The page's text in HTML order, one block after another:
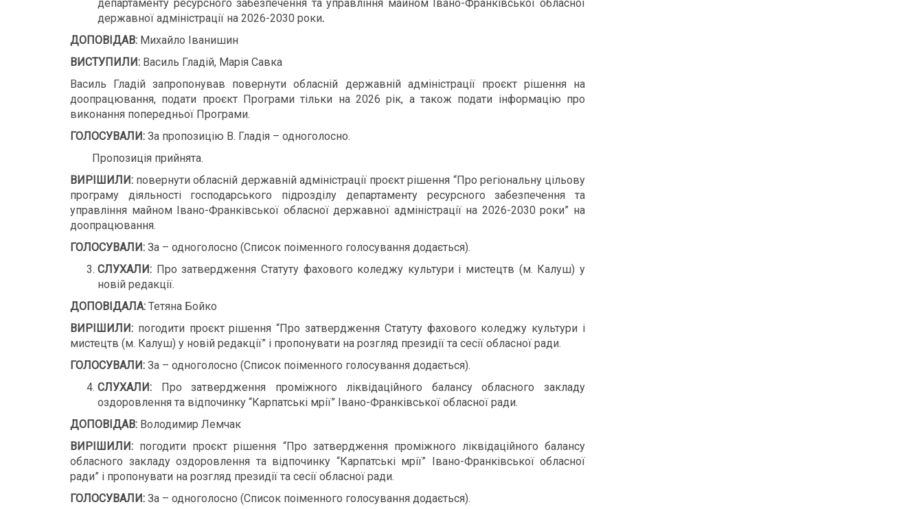
департаменту ресурсного забезпечення та управління майном Івано-Франківської обласної
державної адміністрації на 2026-2030 роки.
ДОПОВІДАВ: Михайло Іванишин
ВИСТУПИЛИ: Василь Гладій, Марія Савка
Василь Гладій запропонував повернути обласній державній адміністрації проєкт рішення на
доопрацювання, подати проєкт Програми тільки на 2026 рік, а також подати інформацію про
виконання попередньої Програми.
ГОЛОСУВАЛИ: За пропозицію В. Гладія – одноголосно.
Пропозиція прийнята.
ВИРІШИЛИ: повернути обласній державній адміністрації проєкт рішення “Про регіональну цільову
програму діяльності господарського підрозділу департаменту ресурсного забезпечення та
управління майном Івано-Франківської обласної державної адміністрації на 2026-2030 роки” на
доопрацювання.
ГОЛОСУВАЛИ: За – одноголосно (Список поіменного голосування додається).
СЛУХАЛИ: Про затвердження Статуту фахового коледжу культури і мистецтв (м. Калуш) у
новій редакції.
ДОПОВІДАЛА: Тетяна Бойко
ВИРІШИЛИ: погодити проєкт рішення “Про затвердження Статуту фахового коледжу культури і
мистецтв (м. Калуш) у новій редакції” і пропонувати на розгляд президії та сесії обласної ради.
ГОЛОСУВАЛИ: За – одноголосно (Список поіменного голосування додається).
СЛУХАЛИ: Про затвердження проміжного ліквідаційного балансу обласного закладу
оздоровлення та відпочинку “Карпатські мрії” Івано-Франківської обласної ради.
ДОПОВІДАВ: Володимир Лемчак
ВИРІШИЛИ: погодити проєкт рішення “Про затвердження проміжного ліквідаційного балансу
обласного закладу оздоровлення та відпочинку “Карпатські мрії” Івано-Франківської обласної
ради” і пропонувати на розгляд президії та сесії обласної ради.
ГОЛОСУВАЛИ: За – одноголосно (Список поіменного голосування додається).